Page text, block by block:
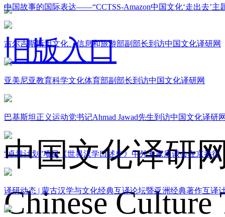
中国故事的国际表达——“CCTSS-Amazon中国文化‘走出去’主
吉尔吉斯斯坦文化、信息和旅游部副部长到访中国文化译研网
亚美尼亚教育科学文化体育部副部长到访中国文化译研网
巴基斯坦正义运动党书记Ahmad Jawad先生到访中国文化译研
“卓青计划”项目《世界汉学口述史》中外专家座谈会在京举行
译研动态 | 蒙古汉学与文化经典互译论坛暨亚洲经典著作互译
旧版入口
关于我们
中国文化译研
Chinese